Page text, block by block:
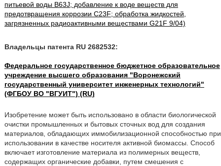
питьевой воды B63J; добавление к воде веществ для
предотвращения коррозии C23F; обработка жидкостей,
загрязненных радиоактивными веществами G21F 9/04)
Владельцы патента RU 2682532:
Федеральное государственное бюджетное образовательное
учреждение высшего образования "Воронежский
государственный университет инженерных технологий"
(ФГБОУ ВО "ВГУИТ") (RU)
Изобретение может быть использовано в области биологической
очистки промышленных и бытовых сточных вод для создания
материалов, обладающих иммобилизационной способностью при
использовании в качестве носителя активной биомассы. Способ
включает изготовление материала из полимерных веществ,
содержащих органические добавки, путем смешения с